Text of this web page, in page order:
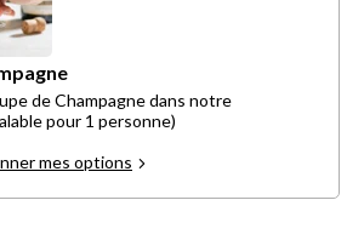
de Champagne dans notre
pour 1 personne)
mes options